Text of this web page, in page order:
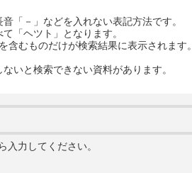
「－」などを入れない表記方法です。
「ヘツト」となります。
含むものだけが検索結果に表示されます。
いと検索できない資料があります。
力してください。